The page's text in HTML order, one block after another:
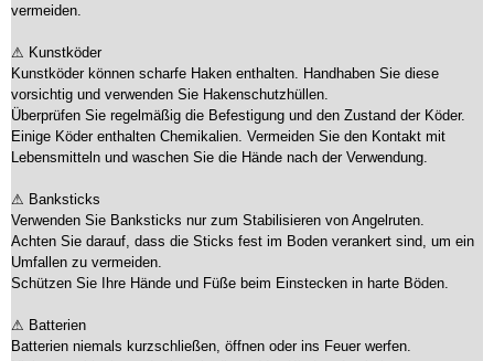
vermeiden.
⚠ Kunstköder
Kunstköder können scharfe Haken enthalten. Handhaben Sie diese
vorsichtig und verwenden Sie Hakenschutzhüllen.
Überprüfen Sie regelmäßig die Befestigung und den Zustand der Köder.
Einige Köder enthalten Chemikalien. Vermeiden Sie den Kontakt mit
Lebensmitteln und waschen Sie die Hände nach der Verwendung.
⚠ Banksticks
Verwenden Sie Banksticks nur zum Stabilisieren von Angelruten.
Achten Sie darauf, dass die Sticks fest im Boden verankert sind, um ein
Umfallen zu vermeiden.
Schützen Sie Ihre Hände und Füße beim Einstecken in harte Böden.
⚠ Batterien
Batterien niemals kurzschließen, öffnen oder ins Feuer werfen.